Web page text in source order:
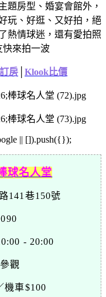
題房型、婚宴會館外，
玩、好逛、又好拍， 絕
熱情球迷， 還有愛拍照
快來拍一波
房 Klook比價
|| []).push({});
球名人堂
141巷150號
- 20:00
觀
機車$100